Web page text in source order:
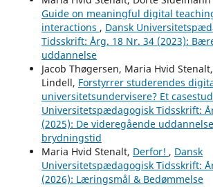
Guide on meaningful digital
interactions , Dansk
Tidsskrift: Årg. 18 Nr. 34 (2023):
uddannelse
Jacob Thøgersen, Maria Hvid
Lindell, Forstyrrer studerendes
universitetsundervisere? Et
Universitetspædagogisk Tidsskrift:
(2025): De videregående
brydningstid
Maria Hvid Stenalt, Derfor! , Dansk
Universitetspædagogisk Tidsskrift:
(2026): Læringsmål & Bedømmelse